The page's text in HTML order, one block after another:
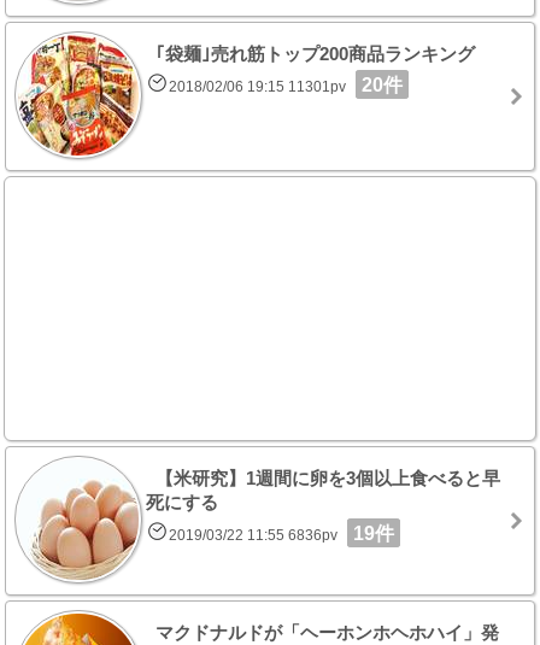
｢袋麺｣売れ筋トップ200商品ランキング
2018/02/06 19:15 11301pv 20件
【米研究】1週間に卵を3個以上食べると早
死にする
2019/03/22 11:55 6836pv 19件
マクドナルドが「ヘーホンホヘホハイ」発